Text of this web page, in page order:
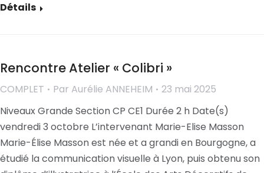
Détails
Rencontre Atelier « Colibri »
COMPLET Par Aurélie ANNEHEIM
23 mai 2025
Niveaux Grande Section CP CE1 Durée 2 h Date(s)
vendredi 3 octobre L’intervenant Marie-Elise Masson
Marie-Élise Masson est née et a grandi en Bourgogne, a
étudié la communication visuelle à Lyon, puis obtenu son